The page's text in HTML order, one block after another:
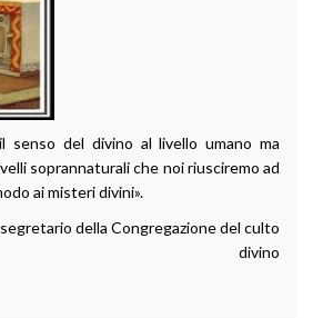
senso del divino al livello umano ma
soprannaturali che noi riusciremo ad
ai misteri divini».
della Congregazione del culto
divino